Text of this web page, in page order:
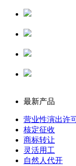
最新产品
营业性演出许
核定征收
商标转让
灵活用工
自然人代开